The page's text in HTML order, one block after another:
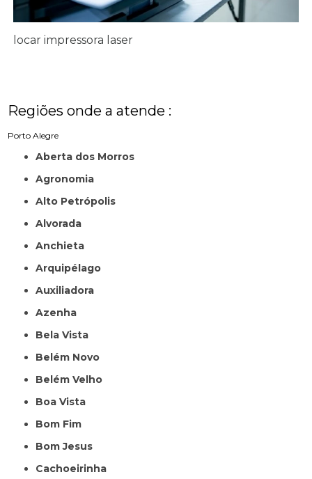
locar impressora laser
Regiões onde a atende :
Porto Alegre
Aberta dos Morros
Agronomia
Alto Petrópolis
Alvorada
Anchieta
Arquipélago
Auxiliadora
Azenha
Bela Vista
Belém Novo
Belém Velho
Boa Vista
Bom Fim
Bom Jesus
Cachoeirinha